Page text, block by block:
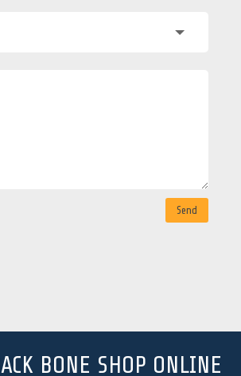
Send
BONE SHOP ONLINE